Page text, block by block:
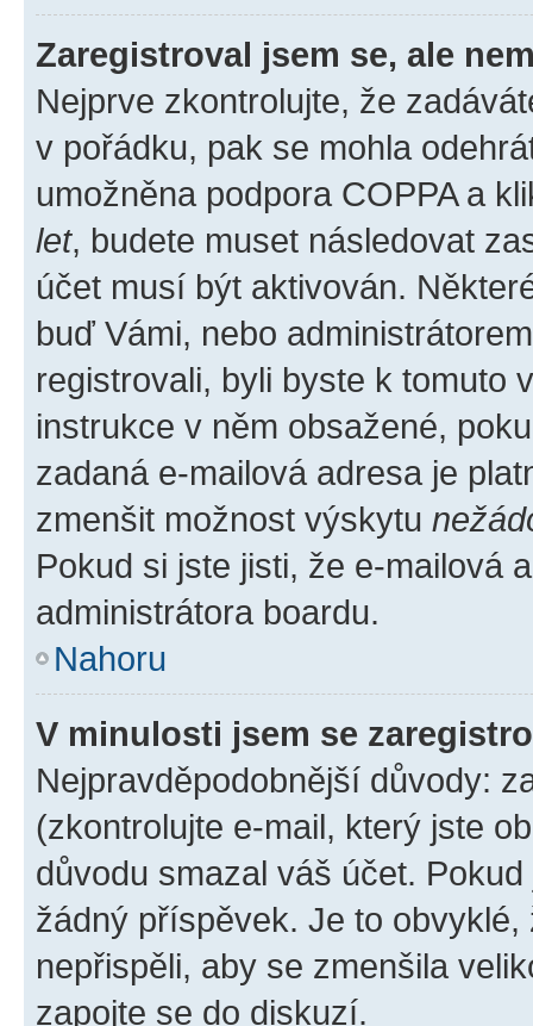
Zaregistroval jsem se, ale
Nejprve zkontrolujte, že
v pořádku, pak se mohla
umožněna podpora COPPA a
let, budete muset následovat
účet musí být aktivován.
buď Vámi, nebo
registrovali, byli byste k tomuto
instrukce v něm obsažené,
zadaná e-mailová adresa je
zmenšit možnost výskytu
Pokud si jste jisti, že e-mailová
administrátora boardu.
Nahoru
V minulosti jsem se
Nejpravděpodobnější důvody:
(zkontrolujte e-mail, který jste
důvodu smazal váš účet.
žádný příspěvek. Je to
nepřispěli, aby se zmenšila
zapojte se do diskuzí.